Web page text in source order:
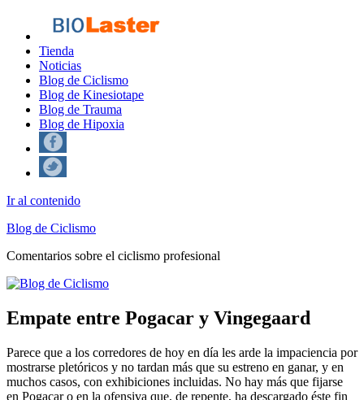
Tienda
Noticias
Blog de Ciclismo
Blog de Kinesiotape
Blog de Trauma
Blog de Hipoxia
Ir al contenido
Blog de Ciclismo
Comentarios sobre el ciclismo profesional
Empate entre Pogacar y Vingegaard
Parece que a los corredores de hoy en día les arde la impaciencia por
mostrarse pletóricos y no tardan más que su estreno en ganar, y en
muchos casos, con exhibiciones incluidas. No hay más que fijarse
en Pogacar o en la ofensiva que, de repente, ha descargado éste fin